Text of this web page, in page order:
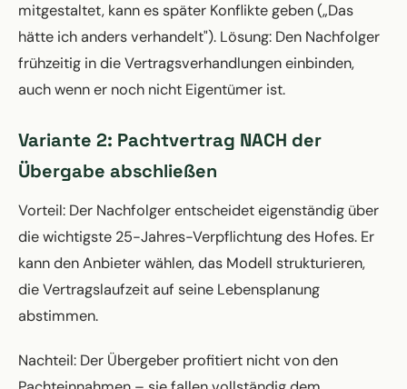
mitgestaltet, kann es später Konflikte geben („Das
hätte ich anders verhandelt"). Lösung: Den Nachfolger
frühzeitig in die Vertragsverhandlungen einbinden,
auch wenn er noch nicht Eigentümer ist.
Variante 2: Pachtvertrag NACH der
Übergabe abschließen
Vorteil: Der Nachfolger entscheidet eigenständig über
die wichtigste 25-Jahres-Verpflichtung des Hofes. Er
kann den Anbieter wählen, das Modell strukturieren,
die Vertragslaufzeit auf seine Lebensplanung
abstimmen.
Nachteil: Der Übergeber profitiert nicht von den